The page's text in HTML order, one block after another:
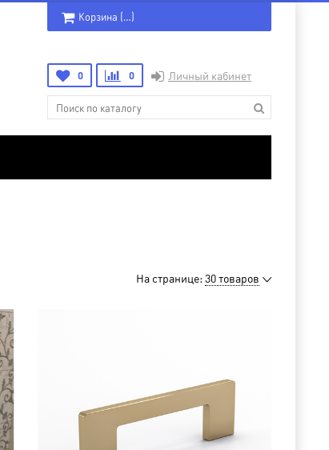
Корзина (…)
0 0 Личный кабинет
На странице: 30 товаров